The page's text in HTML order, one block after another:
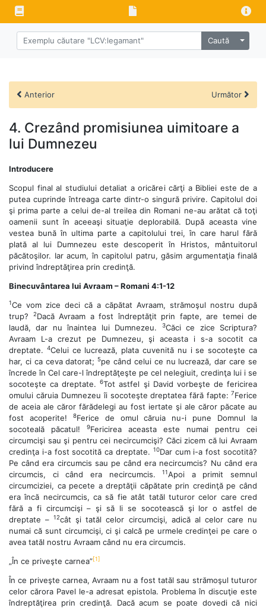
Caută
Anterior Următor
4. Crezând promisiunea uimitoare a
lui Dumnezeu
Introducere
Scopul final al studiului detaliat a oricărei cărţi a Bibliei este de a
putea cuprinde întreaga carte dintr-o singură privire. Capitolul doi
şi prima parte a celui de-al treilea din Romani ne-au arătat că toţi
oamenii sunt în aceeaşi situaţie deplorabilă. După aceasta vine
vestea bună în ultima parte a capitolului trei, în care harul fără
plată al lui Dumnezeu este descoperit în Hristos, mântuitorul
păcătoşilor. Iar acum, în capitolul patru, găsim argumentaţia finală
privind îndreptăţirea prin credinţă.
Binecuvântarea lui Avraam – Romani 4:1-12
1Ce vom zice deci că a căpătat Avraam, strămoşul nostru după
trup?
2Dacă Avraam a fost îndreptăţit prin fapte, are temei de
laudă, dar nu înaintea lui Dumnezeu.
3Căci ce zice Scriptura?
Avraam L-a crezut pe Dumnezeu, şi aceasta i s-a socotit ca
dreptate.
4Celui ce lucrează, plata cuvenită nu i se socoteşte ca
har, ci ca ceva datorat;5pe când celui ce nu lucrează, dar care se
încrede în Cel care-l îndreptăţeşte pe cel nelegiuit, credinţa lui i se
socoteşte ca dreptate.6Tot astfel şi David vorbeşte de fericirea
omului căruia Dumnezeu îi socoteşte dreptatea fără fapte: 7Ferice
de aceia ale căror fărădelegi au fost iertate şi ale căror păcate au
fost acoperite!
8Ferice de omul căruia nu-i pune Domnul la
socoteală păcatul!
9Fericirea aceasta este numai pentru cei
circumcişi sau şi pentru cei necircumcişi? Căci zicem că lui Avraam
credinţa i-a fost socotită ca dreptate. 10Dar cum i-a fost socotită?
Pe când era circumcis sau pe când era necircumcis? Nu când era
circumcis, ci când era necircumcis.11Apoi a primit semnul
circumciziei, ca pecete a dreptăţii căpătate prin credinţă pe când
era încă necircumcis, ca să fie atât tatăl tuturor celor care cred
fără a fi circumcişi – şi să li se socotească şi lor o astfel de
dreptate –12cât şi tatăl celor circumcişi, adică al celor care nu
numai că sunt circumcişi, ci şi calcă pe urmele credinţei pe care o
avea tatăl nostru Avraam când nu era circumcis.
„În ce priveşte carnea”[1]
În ce priveşte carnea, Avraam nu a fost tatăl sau strămoşul tuturor
celor cărora Pavel le-a adresat epistola. Problema în discuţie este
îndreptăţirea prin credinţă. Dacă acum se poate dovedi că nici